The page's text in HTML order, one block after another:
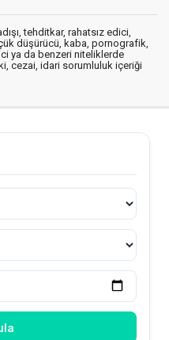
tehditkar, rahatsız edici,
düşürücü, kaba, pornografik,
ya da benzeri niteliklerde
cezai, idari sorumluluk içeriği